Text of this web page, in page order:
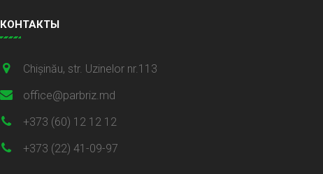
КОНТАКТЫ
Chișinău, str. Uzinelor nr.113
office@parbriz.md
+373 (60) 12 12 12
+373 (22) 41-09-97